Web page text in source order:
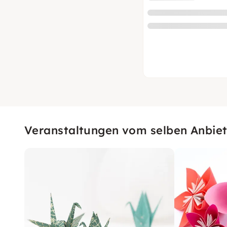
Veranstaltungen vom selben